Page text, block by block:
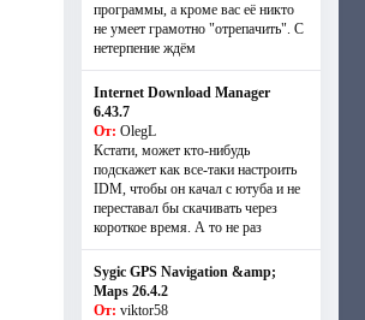
программы, а кроме вас её никто
не умеет грамотно "отрепачить". С
нетерпение ждём
Internet Download Manager
6.43.7
От: OlegL
Кстати, может кто-нибудь
подскажет как все-таки настроить
IDM, чтобы он качал с ютуба и не
переставал бы скачивать через
короткое время. А то не раз
Sygic GPS Navigation &amp;
Maps 26.4.2
От: viktor58